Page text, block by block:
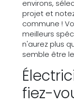
environs,
projet et
commune !
meilleurs
n'aurez plus
semble être
fiez-